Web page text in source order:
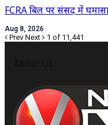
FCRA बिल पर संसद में
Aug 8, 2026
Prev Next 1 of 11,441